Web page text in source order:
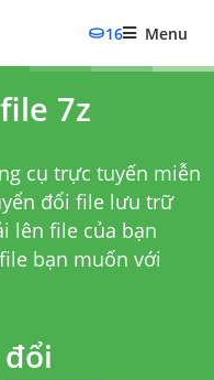
16 Menu
7z
cụ trực tuyến miễn
đổi file lưu trữ
lên file của bạn
bạn muốn với